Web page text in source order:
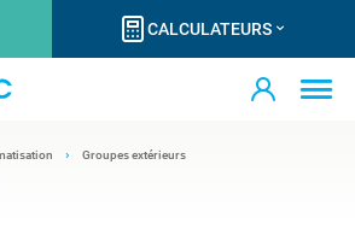
CALCULATEURS
Groupes extérieurs